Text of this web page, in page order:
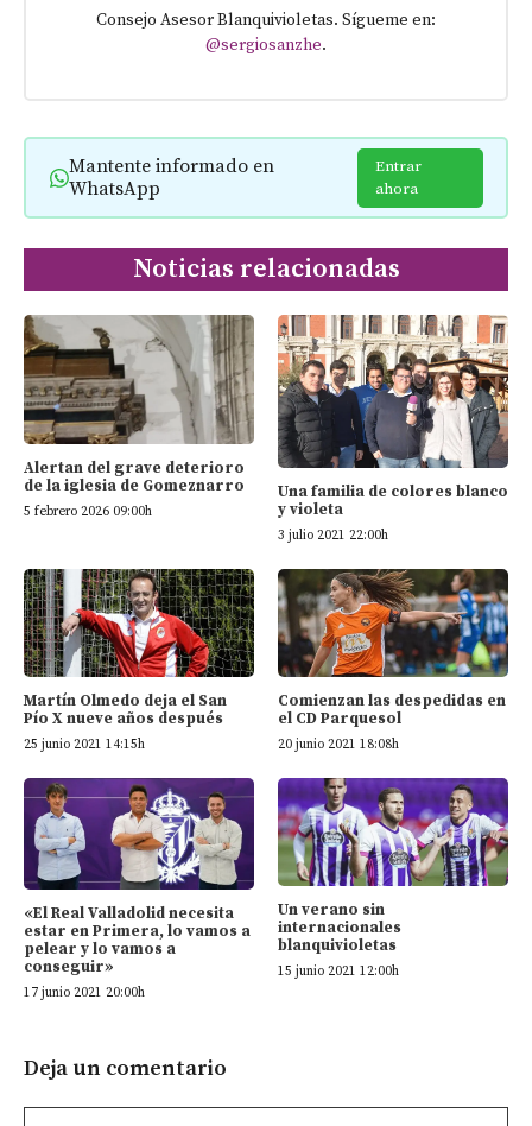
Consejo Asesor Blanquivioletas. Sígueme en:
@sergiosanzhe.
Mantente informado en
WhatsApp
Entrar
ahora
Noticias relacionadas
Alertan del grave deterioro
de la iglesia de Gomeznarro
5 febrero 2026 09:00h
Una familia de colores blanco
y violeta
3 julio 2021 22:00h
Martín Olmedo deja el San
Pío X nueve años después
25 junio 2021 14:15h
Comienzan las despedidas en
el CD Parquesol
20 junio 2021 18:08h
«El Real Valladolid necesita
estar en Primera, lo vamos a
pelear y lo vamos a
conseguir»
17 junio 2021 20:00h
Un verano sin
internacionales
blanquivioletas
15 junio 2021 12:00h
Deja un comentario